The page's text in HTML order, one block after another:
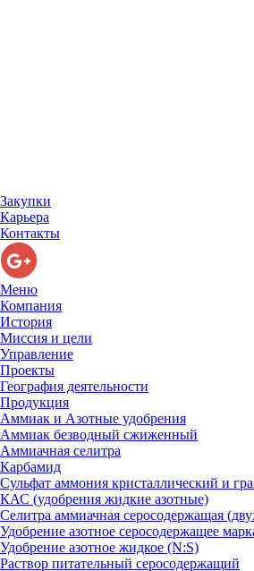
Закупки
Карьера
Контакты
Меню
Компания
История
Миссия и цели
Управление
Проекты
География деятельности
Продукция
Аммиак и Азотные удобрения
Аммиак безводный сжиженный
Аммиачная селитра
Карбамид
Сульфат аммония кристаллический и
КАС (удобрения жидкие азотные)
Селитра аммиачная серосодержащая
Удобрение азотное серосодержащее
Удобрение азотное жидкое (N:S)
Раствор питательный серосодержащий